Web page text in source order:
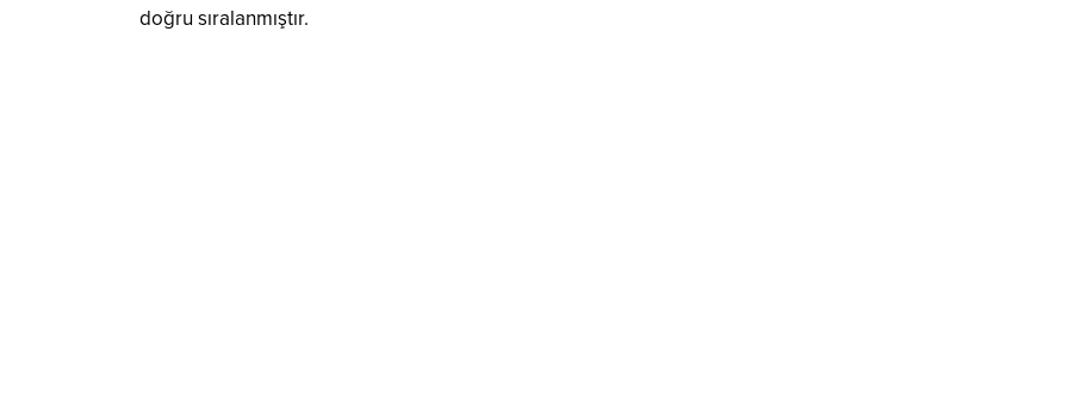
doğru sıralanmıştır.